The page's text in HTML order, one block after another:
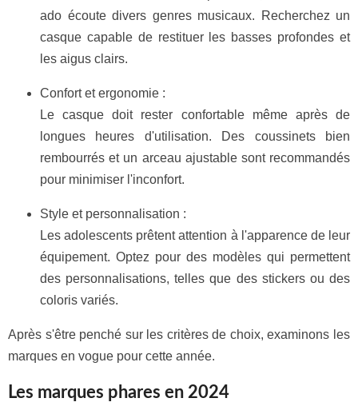
ado écoute divers genres musicaux. Recherchez un
casque capable de restituer les basses profondes et
les aigus clairs.
Confort et ergonomie :
Le casque doit rester confortable même après de
longues heures d'utilisation. Des coussinets bien
rembourrés et un arceau ajustable sont recommandés
pour minimiser l'inconfort.
Style et personnalisation :
Les adolescents prêtent attention à l'apparence de leur
équipement. Optez pour des modèles qui permettent
des personnalisations, telles que des stickers ou des
coloris variés.
Après s'être penché sur les critères de choix, examinons les
marques en vogue pour cette année.
Les marques phares en 2024